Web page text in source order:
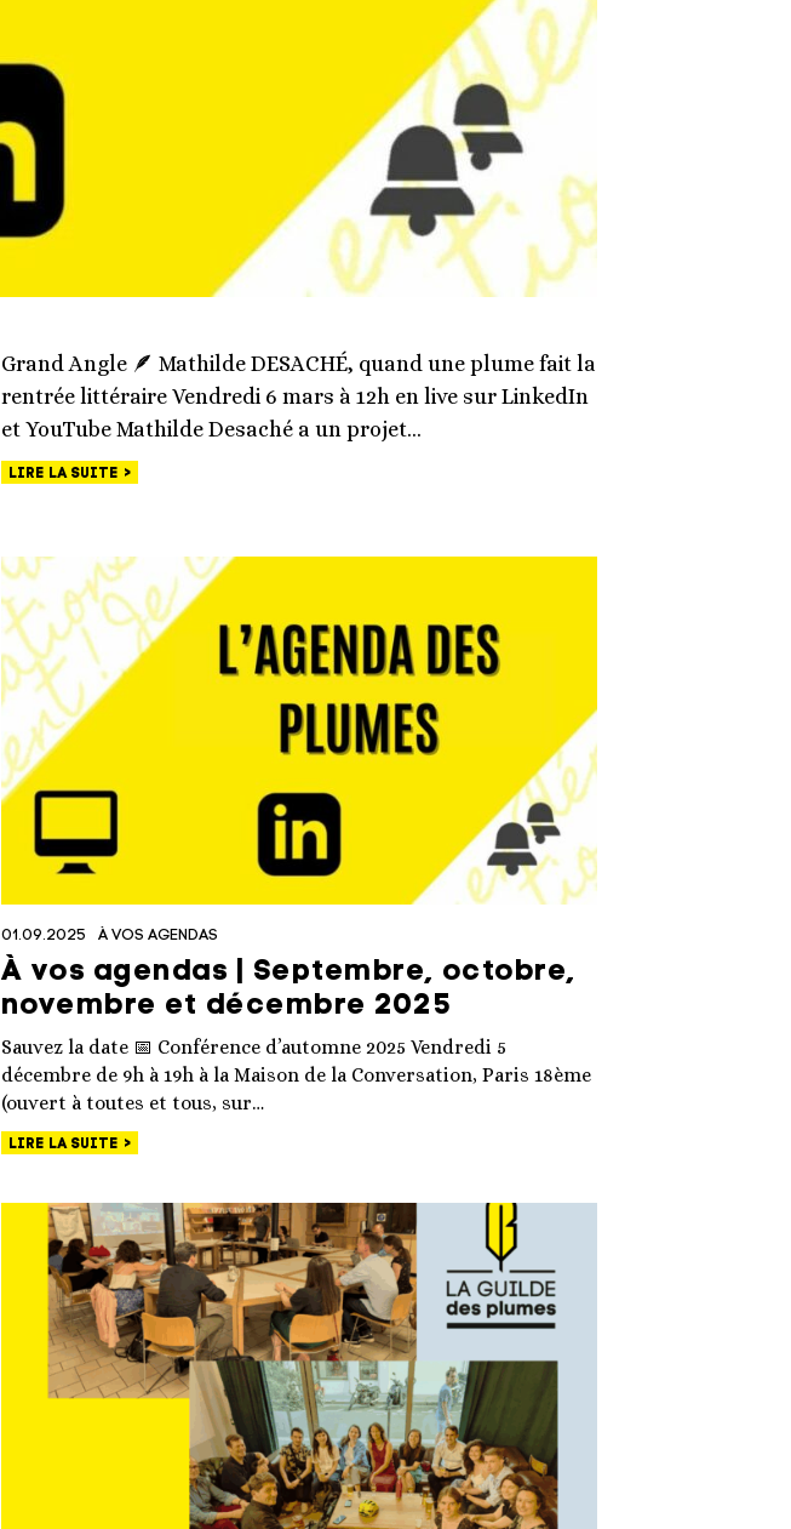
Grand Angle 🪶 Mathilde DESACHÉ, quand une plume fait la
rentrée littéraire Vendredi 6 mars à 12h en live sur LinkedIn
et YouTube Mathilde Desaché a un projet…
LIRE LA SUITE
01.09.2025 À VOS AGENDAS
À vos agendas | Septembre, octobre,
novembre et décembre 2025
Sauvez la date 📅 Conférence d’automne 2025 Vendredi 5
décembre de 9h à 19h à la Maison de la Conversation, Paris 18ème
(ouvert à toutes et tous, sur…
LIRE LA SUITE